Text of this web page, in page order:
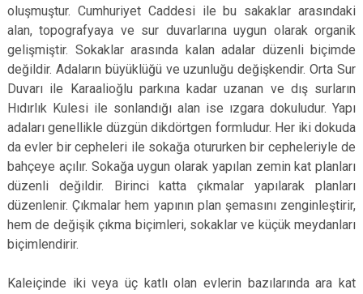
oluşmuştur. Cumhuriyet Caddesi ile bu sakaklar arasındaki
alan, topografyaya ve sur duvarlarına uygun olarak organik
gelişmiştir. Sokaklar arasında kalan adalar düzenli biçimde
değildir. Adaların büyüklüğü ve uzunluğu değişkendir. Orta Sur
Duvarı ile Karaalioğlu parkına kadar uzanan ve dış surların
Hıdırlık Kulesi ile sonlandığı alan ise ızgara dokuludur. Yapı
adaları genellikle düzgün dikdörtgen formludur. Her iki dokuda
da evler bir cepheleri ile sokağa otururken bir cepheleriyle de
bahçeye açılır. Sokağa uygun olarak yapılan zemin kat planları
düzenli değildir. Birinci katta çıkmalar yapılarak planları
düzenlenir. Çıkmalar hem yapının plan şemasını zenginleştirir,
hem de değişik çıkma biçimleri, sokaklar ve küçük meydanları
biçimlendirir.
Kaleiçinde iki veya üç katlı olan evlerin bazılarında ara kat